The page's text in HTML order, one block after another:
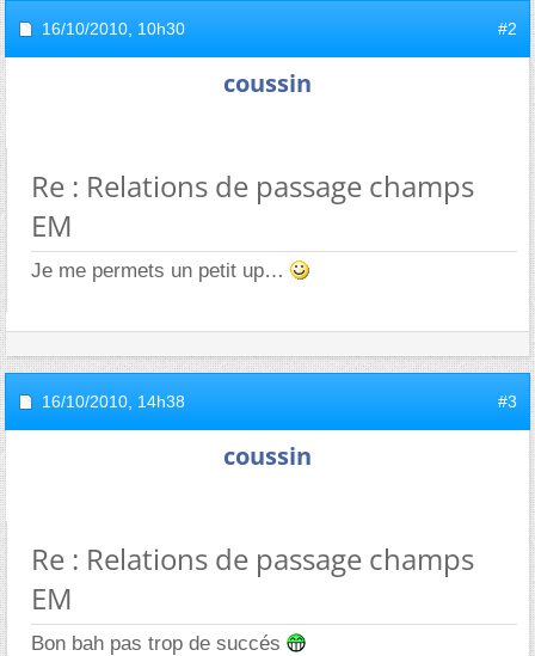
16/10/2010, 10h30 #2
coussin
Re : Relations de passage champs
EM
Je me permets un petit up
16/10/2010, 14h38 #3
coussin
Re : Relations de passage champs
EM
Bon bah pas trop de succés